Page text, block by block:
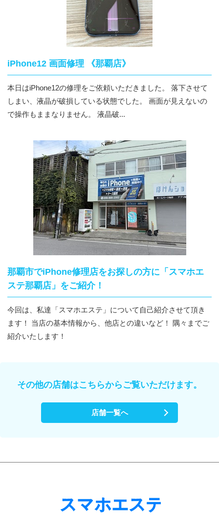
iPhone12 画面修理 《那覇店》
本日はiPhone12の修理をご依頼いただきました。 落下させて
しまい、液晶が破損している状態でした。 画面が見えないの
で操作もままなりません。 液晶破...
那覇市でiPhone修理店をお探しの方に「スマホエ
ステ那覇店」をご紹介！
今回は、私達「スマホエステ」について自己紹介させて頂き
ます！ 当店の基本情報から、他店との違いなど！ 隅々までご
紹介いたします！
その他の店舗はこちらからご覧いただけます。
店舗一覧へ